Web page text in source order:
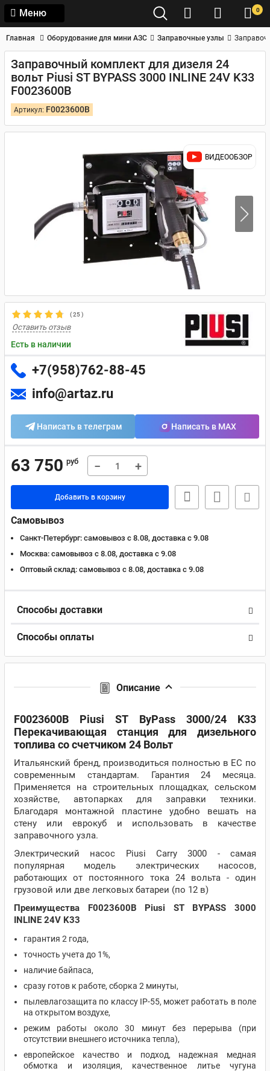
Меню 0
Главная Оборудование для мини АЗС Заправочные узлы
Заправочный комплект для дизеля 24
вольт Piusi ST BYPASS 3000 INLINE 24V K33
F0023600B
Артикул: F0023600B
ВИДЕООБЗОР
(25)
Оставить отзыв
Есть в наличии
+7(958)762-88-45
info@artaz.ru
Написать в телеграм Написать в MAX
63 750 руб − +
Добавить в корзину
Самовывоз
Санкт-Петербург: самовывоз с 8.08, доставка c 9.08
Москва: самовывоз с 8.08, доставка c 9.08
Оптовый склад: самовывоз с 8.08, доставка c 9.08
Способы доставки
Способы оплаты
Описание
F0023600B Piusi ST ByPass 3000/24 K33
Перекачивающая станция для дизельного
топлива со счетчиком 24 Вольт
Итальянский бренд, производиться полностью в ЕС по
современным стандартам. Гарантия 24 месяца.
Применяется на строительных площадках, сельском
хозяйстве, автопарках для заправки техники.
Благодаря монтажной пластине удобно вешать на
стену или еврокуб и использовать в качестве
заправочного узла.
Электрический насос Piusi Carry 3000 - самая
популярная модель электрических насосов,
работающих от постоянного тока 24 вольта - один
грузовой или две легковых батареи (по 12 в)
Преимущества F0023600B Piusi ST BYPASS 3000
INLINE 24V K33
гарантия 2 года,
точность учета до 1%,
наличие байпаса,
сразу готов к работе, сборка 2 минуты,
пылевлагозащита по классу IP-55, может работать в поле
на открытом воздухе,
режим работы около 30 минут без перерыва (при
отсутствии внешнего источника тепла),
европейское качество и подход, надежная медная
обмотка и изоляция, качественное литье чугуна